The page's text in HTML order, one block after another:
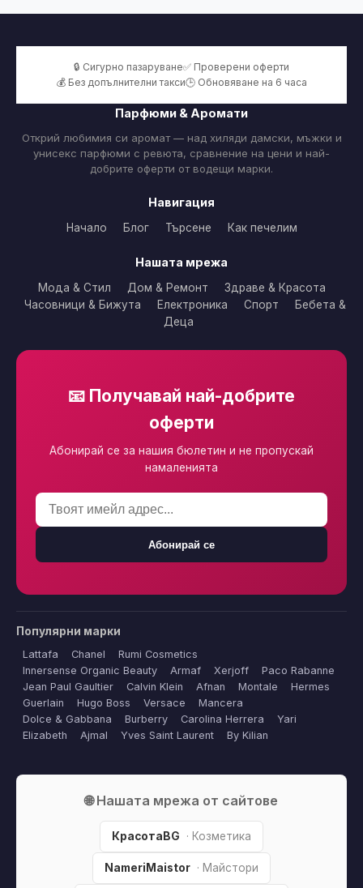
🔒 Сигурно пазаруване✅ Проверени оферти
💰 Без допълнителни такси🕒 Обновяване на 6 часа
Парфюми & Аромати
Открий любимия си аромат — над хиляди дамски, мъжки и
унисекс парфюми с ревюта, сравнение на цени и най-
добрите оферти от водещи марки.
Навигация
Начало Блог Търсене Как печелим
Нашата мрежа
Мода & Стил Дом & Ремонт
Здраве & Красота
Часовници & Бижута
Електроника Спорт
Бебета &
Деца
📧 Получавай най-добрите
оферти
Абонирай се за нашия бюлетин и не пропускай
намаленията
Абонирай се
Популярни марки
Lattafa Chanel
Rumi Cosmetics
Innersense Organic Beauty
Armaf Xerjoff
Paco Rabanne
Jean Paul Gaultier
Calvin Klein Afnan Montale
Hermes
Guerlain
Hugo Boss Versace
Mancera
Dolce & Gabbana
Burberry Carolina Herrera
Yari
Elizabeth
Ajmal Yves Saint Laurent By Kilian
🌐 Нашата мрежа от сайтове
КрасотаBG · Козметика
NameriMaistor · Майстори